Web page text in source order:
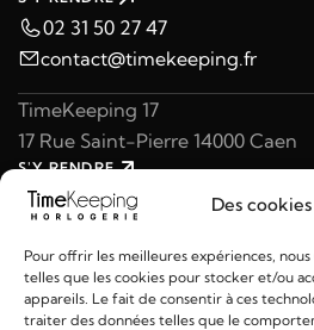
Des cookies
Pour offrir les meilleures expériences,
telles que les cookies pour stocker et/ou
appareils. Le fait de consentir à ces
traiter des données telles que le
02 31 50 27 47
contact@timekeeping.fr
TimeKeeping 17
17 Rue Saint-Pierre 14000 Caen
S'Y RENDRE
02 31 47 49 97
contact@timekeeping.fr